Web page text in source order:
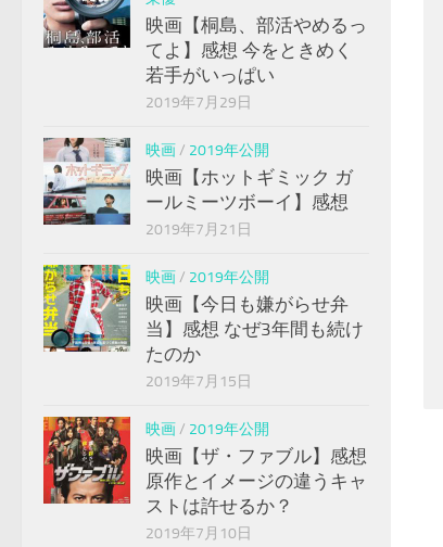
映画【桐島、部活やめるっ
てよ】感想 今をときめく
若手がいっぱい
2019年7月29日
映画/ 2019年公開
映画【ホットギミック ガ
ールミーツボーイ】感想
2019年7月21日
映画/ 2019年公開
映画【今日も嫌がらせ弁
当】感想 なぜ3年間も続け
たのか
2019年7月15日
映画/ 2019年公開
映画【ザ・ファブル】感想
原作とイメージの違うキャ
ストは許せるか？
2019年7月10日